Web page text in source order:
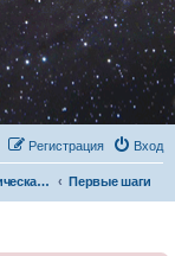
Вход
Регистрация
Астрономическая фотография Первые шаги